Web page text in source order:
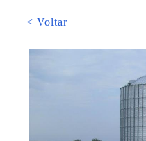
< Voltar